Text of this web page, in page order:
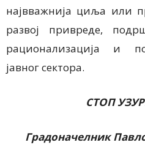
највважнија циља или
развој привреде,
рационализација и
јавног сектора.
СТОП
Градоначелник